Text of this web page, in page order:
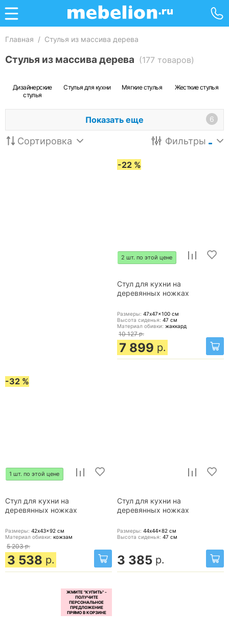
Главная / Стулья из массива дерева
Стулья из массива дерева (177 товаров)
Дизайнерские
стулья
Стулья для кухни Мягкие стулья Жесткие стулья
Показать еще 6
Сортировка Фильтры
-22 %
2 шт. по этой цене
Стул для кухни на
деревянных ножках
Размеры: 47x47x100 см
Высота сиденья: 47 см
Материал обивки: жаккард
10 127 р.
7 899 р.
-32 %
1 шт. по этой цене
Стул для кухни на
деревянных ножках
Размеры: 42x43x92 см
Материал обивки: кожзам
5 203 р.
3 538 р.
Стул для кухни на
деревянных ножках
Размеры: 44x44x82 см
Высота сиденья: 47 см
3 385 р.